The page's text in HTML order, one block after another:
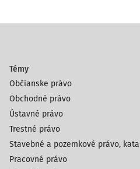
Témy
Občianske právo
Obchodné právo
Ústavné právo
Trestné právo
Stavebné a pozemkové právo,
Pracovné právo